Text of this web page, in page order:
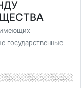
имеющих
государственные